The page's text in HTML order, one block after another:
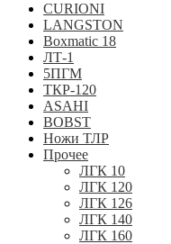
CURIONI
LANGSTON
Boxmatic 18
ЛТ-1
5ПГМ
ТКР-120
ASAHI
BOBST
Ножи ТЛР
Прочее
ЛГК 10
ЛГК 120
ЛГК 126
ЛГК 140
ЛГК 160